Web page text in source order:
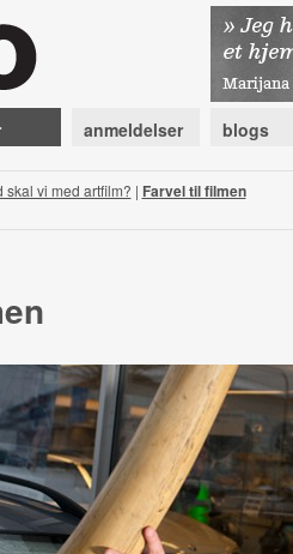
anmeldelser blogs
skal vi med artfilm? | Farvel til filmen